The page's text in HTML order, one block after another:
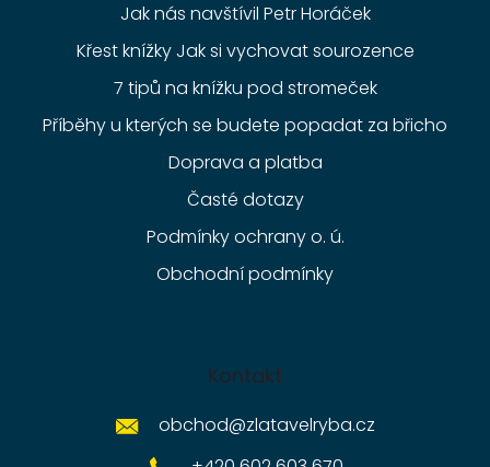
Jak nás navštívil Petr Horáček
Křest knížky Jak si vychovat sourozence
7 tipů na knížku pod stromeček
Příběhy u kterých se budete popadat za břicho
Doprava a platba
Časté dotazy
Podmínky ochrany o. ú.
Obchodní podmínky
Kontakt
obchod@zlatavelryba.cz